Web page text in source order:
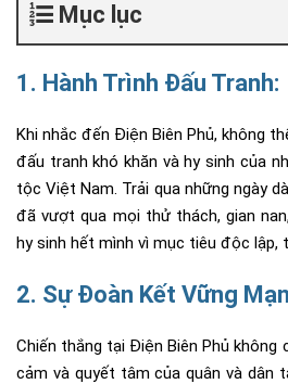
Mục lục
1. Hành Trình Đấu Tranh:
Khi nhắc đến Điện Biên Phủ, không
đấu tranh khó khăn và hy sinh của
tộc Việt Nam. Trải qua những ngày
đã vượt qua mọi thử thách, gian
hy sinh hết mình vì mục tiêu độc lập,
2. Sự Đoàn Kết Vững
Chiến thắng tại Điện Biên Phủ không
cảm và quyết tâm của quân và dân